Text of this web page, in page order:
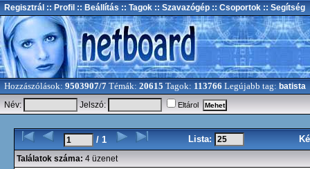
Regisztrál :: Profil :: Beállítás :: Tagok :: Szavazógép :: Csoportok :: Segítség
Hozzászólások: 9503907/7 Témák: 20615 Tagok: 113766 Legújabb tag: batista
Név:
Jelszó: Eltárol
/ 1 Lista:
Találatok száma: 4 üzenet